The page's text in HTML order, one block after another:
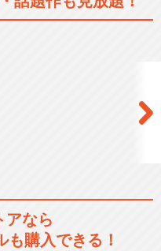
アなら
購入できる！